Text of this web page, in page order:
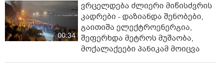
00:34
ვრცელდება ძლიერი მიწისძვრის
კადრები - დაზიანდა შენობები,
გაითიშა ელექტროენერგია,
შეფერხდა მეტროს მუშაობა,
მოქალაქეები პანიკამ მოიცვა